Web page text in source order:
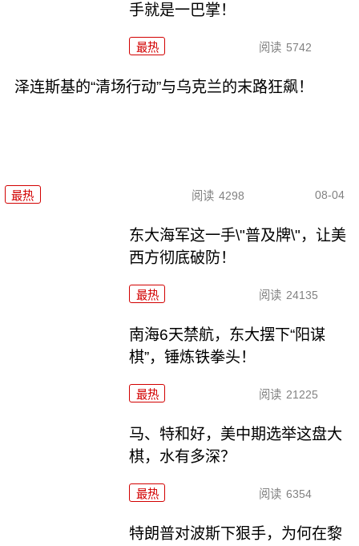
手就是一巴掌！
最热 阅读 5742
泽连斯基的“清场行动”与乌克兰的末路狂飙！
最热 阅读 4298 08-04
东大海军这一手\"普及牌\"，让美
西方彻底破防！
最热 阅读 24135
南海6天禁航，东大摆下“阳谋
棋”，锤炼铁拳头！
最热 阅读 21225
马、特和好，美中期选举这盘大
棋，水有多深？
最热 阅读 6354
特朗普对波斯下狠手，为何在黎